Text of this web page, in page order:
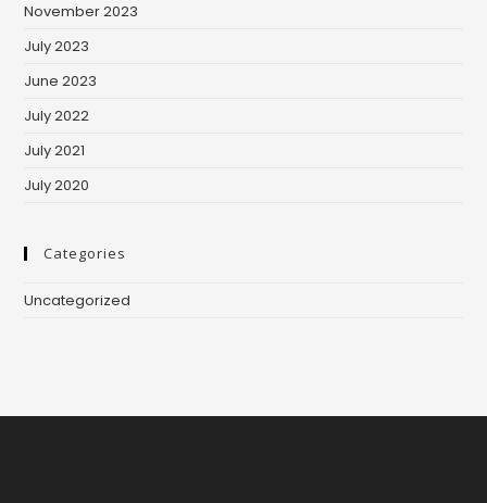
November 2023
July 2023
June 2023
July 2022
July 2021
July 2020
Categories
Uncategorized